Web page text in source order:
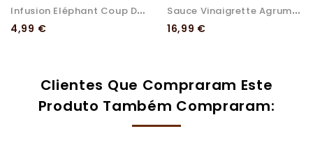
I
Nfusion Eléphant Coup De...
Preço
4,99 €
S
Auce Vinaigrette Agrumes...
Preço
16,99 €
Clientes Que Compraram Este
Produto Também Compraram: